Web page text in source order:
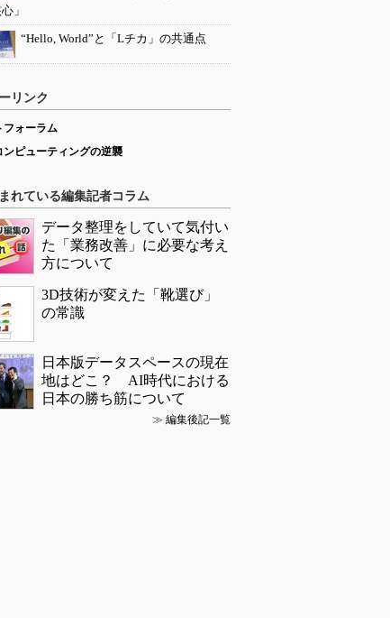
」
“Hello, World”と「Lチカ」の共通点
リンク
フォーラム
ンピューティングの逆襲
れている編集記者コラム
データ整理をしていて気付い
た「業務改善」に必要な考え
方について
3D技術が変えた「靴選び」
の常識
日本版データスペースの現在
地はどこ？ AI時代における
日本の勝ち筋について
≫ 編集後記一覧